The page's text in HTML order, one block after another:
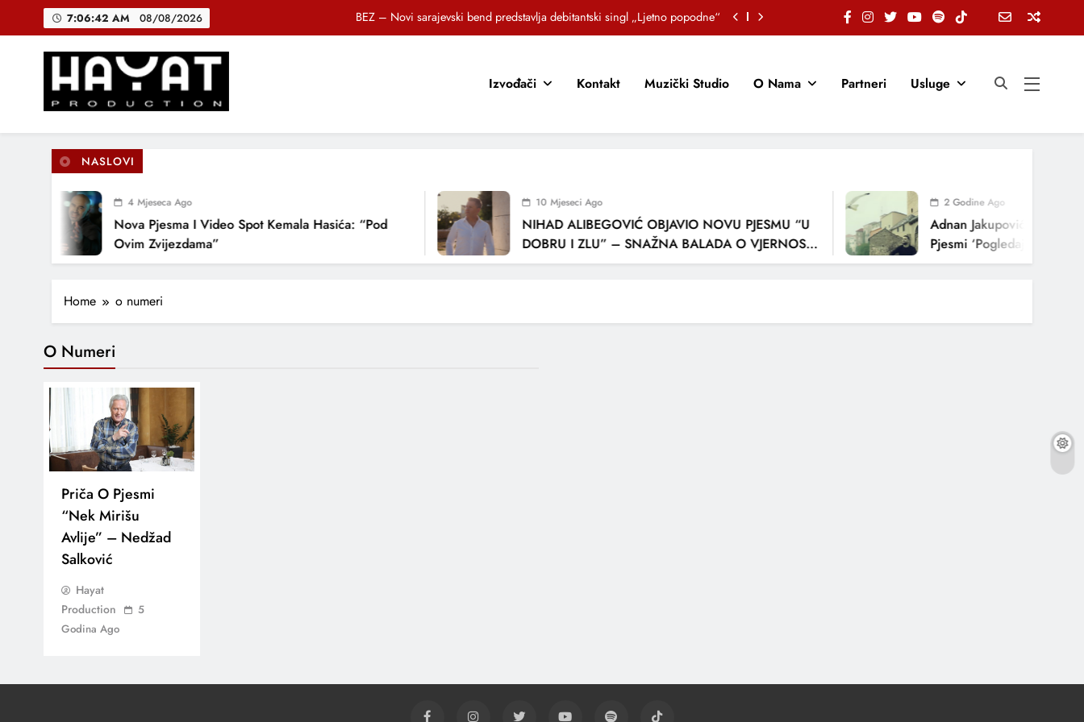
7:06:42 AM 08/08/2026
BEZ – Novi sarajevski bend predstavlja debitantski singl „Ljetno popodne“
DJEČIJI HOR SUNCOKRETI KROZ PJESMU POZVALI MALIŠANE NA DOBRE NAVIKE
DJEČIJI HOR SUNCOKRETI KROZ PJESMU POZVALI MALIŠANE NA DOBRE NAVIKE
Hayat Production
Promocija domaće muzike
Izvođači Kontakt Muzički Studio O Nama Partneri Usluge
NASLOVI
4 Mjeseca Ago
Nova Pjesma I Video Spot Kemala Hasića: “Pod
Ovim Zvijezdama”
10 Mjeseci Ago
NIHAD ALIBEGOVIĆ OBJAVIO NOVU PJESMU “U
DOBRU I ZLU” – SNAŽNA BALADA O VJERNOSTI,
LJUBAVI I VREMENU KOJE NAS MIJENJA
2 Godine Ago
Adnan Jakupović Donosi
Pjesmi ‘Pogledaj Me’
Home o numeri
O Numeri
Priča O Pjesmi
“Nek Mirišu
Avlije” – Nedžad
Salković
Hayat
Production
5
Godina Ago